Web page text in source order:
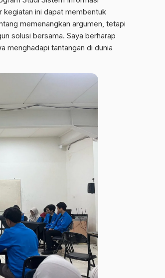
kegiatan ini dapat membentuk
memenangkan argumen, tetapi
solusi bersama. Saya berharap
menghadapi tantangan di dunia